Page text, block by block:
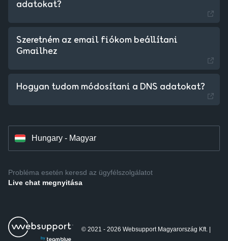
adatokat?
Szeretném az email fiókom beállítani
Gmailhez
Hogyan tudom módosítani a DNS adatokat?
Hungary - Magyar
Probléma esetén keresd az ügyfélszolgálatot
Live chat megnyitása
© 2021 - 2026 Websupport Magyarország Kft. |